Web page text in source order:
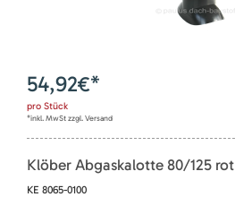
54,92€*
pro Stück
*inkl. MwSt zzgl. Versand
Klöber Abgaskalotte 80/125 rot
KE 8065-0100